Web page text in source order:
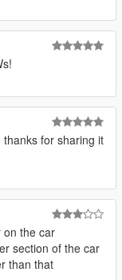
thanks for sharing it
on the car
section of the car
than that